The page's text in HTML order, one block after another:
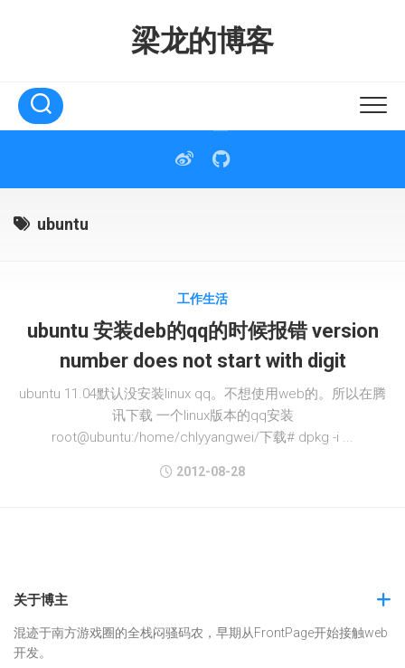
梁龙的博客
ubuntu
工作生活
ubuntu 安装deb的qq的时候报错 version
number does not start with digit
ubuntu 11.04默认没安装linux qq。不想使用web的。所以在腾
讯下载 一个linux版本的qq安装
root@ubuntu:/home/chlyyangwei/下载# dpkg -i ...
2012-08-28
关于博主
混迹于南方游戏圈的全栈闷骚码农，早期从FrontPage开始接触web
开发。